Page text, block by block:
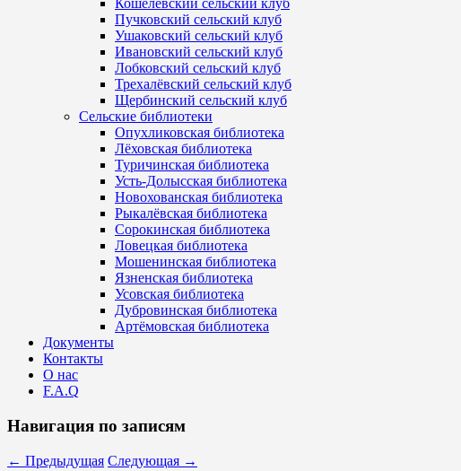
Кошелёвский сельский клуб
Пучковский сельский клуб
Ушаковский сельский клуб
Ивановский сельский клуб
Лобковский сельский клуб
Трехалёвский сельский клуб
Щербинский сельский клуб
Сельские библиотеки
Опухликовская библиотека
Лёховская библиотека
Туричинская библиотека
Усть-Долысская библиотека
Новохованская библиотека
Рыкалёвская библиотека
Сорокинская библиотека
Ловецкая библиотека
Мошенинская библиотека
Язненская библиотека
Усовская библиотека
Дубровинская библиотека
Артёмовская библиотека
Документы
Контакты
О нас
F.A.Q
Навигация по записям
← Предыдущая Следующая →